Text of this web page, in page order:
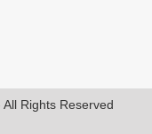
Rights Reserved